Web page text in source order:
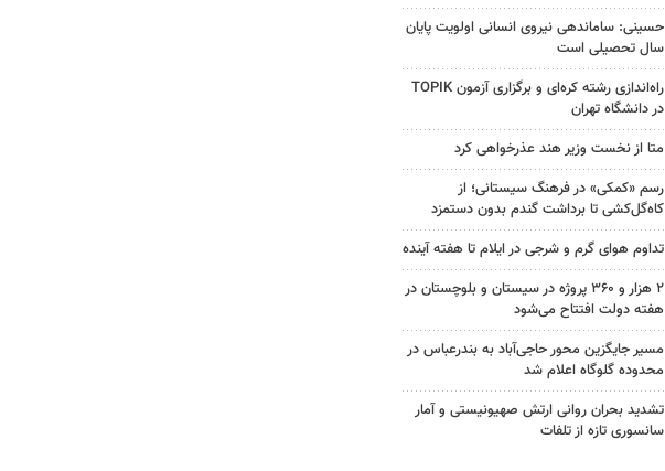
حسینی: ساماندهی نیروی انسانی اولویت پایان
سال تحصیلی است
راه‌اندازی رشته کره‌ای و برگزاری آزمون TOPIK
در دانشگاه تهران
متا از نخست وزیر هند عذرخواهی کرد
رسم «کمکی» در فرهنگ سیستانی؛ از
کاه‌گل‌کشی تا برداشت گندم بدون دستمزد
تداوم هوای گرم و شرجی در ایلام تا هفته آینده
۲ هزار و ۳۶۰ پروژه در سیستان و بلوچستان در
هفته دولت افتتاح می‌شود
مسیر جایگزین محور حاجی‌آباد به بندرعباس در
محدوده گلوگاه اعلام شد
تشدید بحران روانی ارتش صهیونیستی و آمار
سانسوری تازه از تلفات